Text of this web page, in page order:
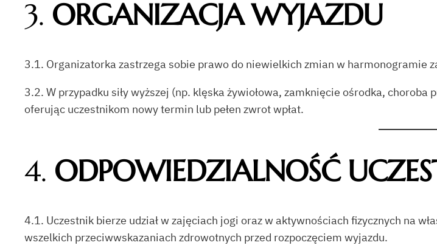
3. ORGANIZACJA WYJAZDU
3.1. Organizatorka zastrzega sobie prawo do niewielkich zmian w harmonogramie
3.2. W przypadku siły wyższej (np. klęska żywiołowa, zamknięcie ośrodka,
oferując uczestnikom nowy termin lub pełen zwrot wpłat.
4. ODPOWIEDZIALNOŚĆ
4.1. Uczestnik bierze udział w zajęciach jogi oraz w aktywnościach fizycznych na
wszelkich przeciwwskazaniach zdrowotnych przed rozpoczęciem wyjazdu.